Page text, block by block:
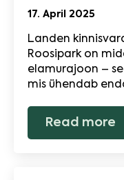
17. April 2025
Landen
Roosipark on
elamurajoon –
mis ühendab
Read more